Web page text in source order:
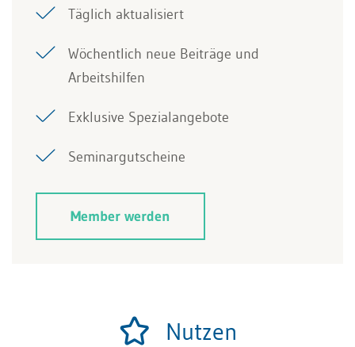
Täglich aktualisiert
Wöchentlich neue Beiträge und
Arbeitshilfen
Exklusive Spezialangebote
Seminargutscheine
Member werden
Nutzen